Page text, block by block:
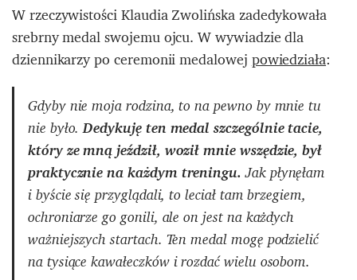
W rzeczywistości Klaudia Zwolińska zadedykowała
srebrny medal swojemu ojcu. W wywiadzie dla
dziennikarzy po ceremonii medalowejpowiedziała:
Gdyby nie moja rodzina, to na pewno by mnie tu
nie było.Dedykuję ten medal szczególnie tacie,
który ze mną jeździł, woził mnie wszędzie, był
praktycznie na każdym treningu.Jak płynęłam
i byście się przyglądali, to leciał tam brzegiem,
ochroniarze go gonili, ale on jest na każdych
ważniejszych startach. Ten medal mogę podzielić
na tysiące kawałeczków i rozdać wielu osobom.